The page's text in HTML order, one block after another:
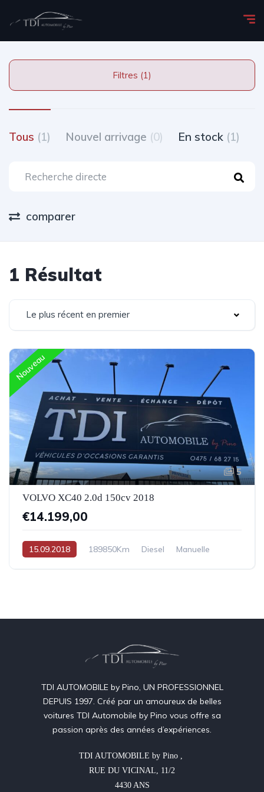
Filtres (1)
Tous (1) Nouvel arrivage (0) En stock (1)
comparer
1 Résultat
Le plus récent en premier
Nouveau
5
VOLVO XC40 2.0d 150cv 2018
€14.199,00
15.09.2018 189850Km Diesel Manuelle
TDI AUTOMOBILE by Pino, UN PROFESSIONNEL
DEPUIS 1997. Créé par un amoureux de belles
voitures TDI Automobile by Pino vous offre sa
passion après des années d’expériences.
TDI AUTOMOBILE by Pino ,
RUE DU VICINAL, 11/2
4430 ANS